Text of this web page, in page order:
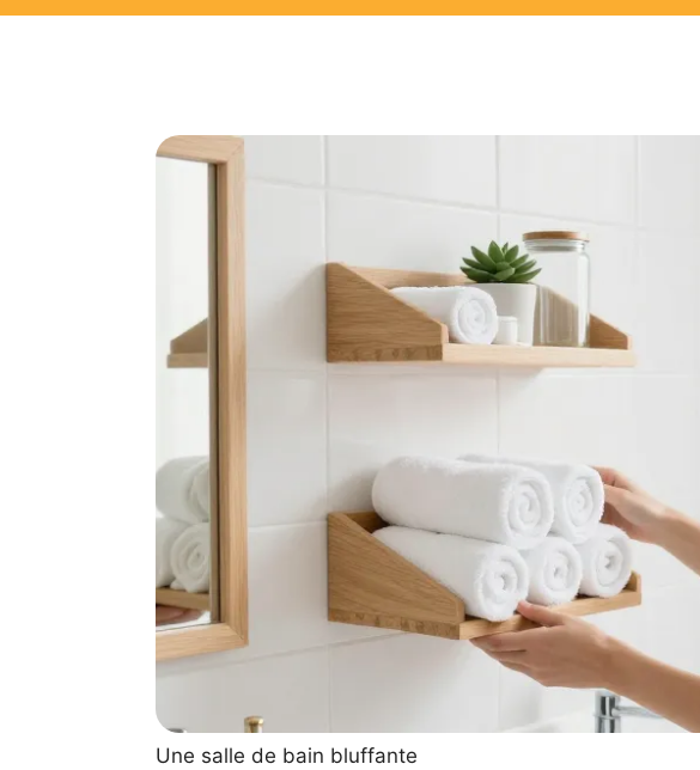
Une salle de bain bluffante